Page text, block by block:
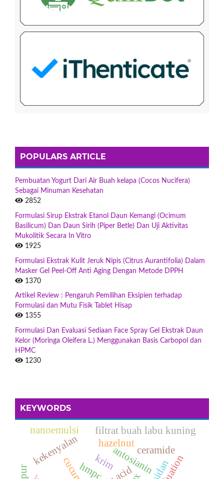
POPULARS ARTICLE
Pembuatan Yogurt Dari Air Buah kelapa (Cocos Nucifera)
Sebagai Minuman Kesehatan
2852
Formulasi Sirup Ekstrak Etanol Daun Kemangi (Ocimum
Basilicum) Dan Daun Sirih (Piper Betle) Dan Uji Aktivitas
Mukolitik Secara In Vitro
1925
Formulasi Ekstrak Kulit Jeruk Nipis (Citrus Aurantifolia) Dalam
Masker Gel Peel-Off Anti Aging Dengan Metode DPPH
1370
Artikel Review : Pengaruh Pemilihan Eksipien terhadap
Formulasi dan Mutu Fisik Tablet Hisap
1355
Formulasi Dan Evaluasi Sediaan Face Spray Gel Ekstrak Daun
Kelor (Moringa Oleifera L.) Menggunakan Basis Carbopol dan
HPMC
1230
KEYWORDS
krimantosianin
kekenyalan hazelnut
filtrat buah labu kuning
ceramide
hmpc
nanoemulsi